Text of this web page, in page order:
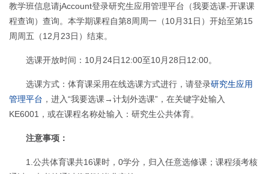
教学班信息请jAccount登录研究生应用管理平台（我要选课-开课课
程查询）查询。本学期课程自第8周周一（10月31日）开始至第15
周周五（12月23日）结束。
选课开放时间：10月24日12:00至10月28日12:00。
选课方式：体育课采用在线选课方式进行，请登录研究生应用
管理平台 ，进入“我要选课→计划外选课”，在关键字处输入
KE6001，或在课程名称处输入：研究生公共体育。
注意事项：
1.公共体育课共16课时，0学分，归入任意选修课；课程须考核